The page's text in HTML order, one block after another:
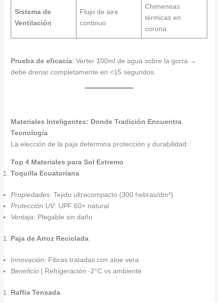
Sistema de
Ventilación
Flujo de aire
continuo
Chimeneas
térmicas en
corona
Prueba de eficacia: Verter 100ml de agua sobre la gorra →
debe drenar completamente en <15 segundos.
Materiales Inteligentes: Donde Tradición Encuentra
Tecnología
La elección de la paja determina protección y durabilidad:
Top 4 Materiales para Sol Extremo
Toquilla Ecuatoriana
Propiedades: Tejido ultracompacto (300 hebras/dm²)
Protección UV: UPF 60+ natural
Ventaja: Plegable sin daño
Paja de Arroz Reciclada
Innovación: Fibras tratadas con aloe vera
Beneficio| Refrigeración -2°C vs ambiente
Raffia Tensada